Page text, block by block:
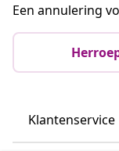
Een annulering
Klantenservice